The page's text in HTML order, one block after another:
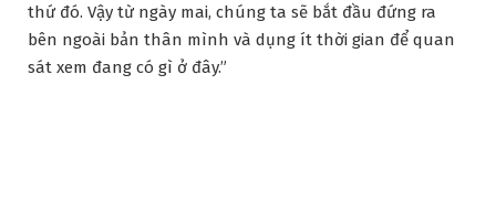
thứ đó. Vậy từ ngày mai, chúng ta sẽ bắt đầu đứng ra
bên ngoài bản thân mình và dụng ít thời gian để quan
sát xem đang có gì ở đây.”